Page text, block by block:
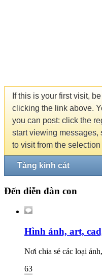
If this is your first visit,
clicking the link above.
you can post: click the
start viewing messages,
to visit from the selection
Tàng kinh cát
Đến diễn đàn con
Hình ảnh, art,
Nơi chia sẻ các loại
63